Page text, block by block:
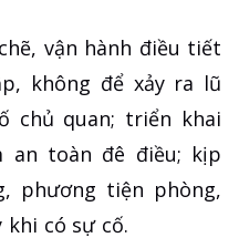
vận hành điều tiết
không để xảy ra lũ
chủ quan; triển khai
an toàn đê điều; kịp
phương tiện phòng,
khi có sự cố.